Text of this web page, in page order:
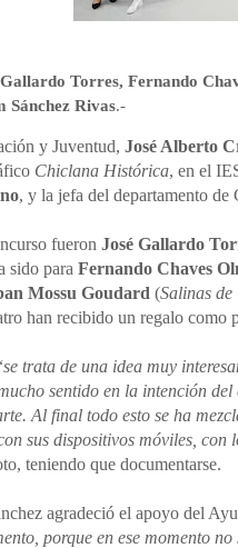
Torres, Fernando
Sánchez Rivas.-
y Juventud, José Alberto
Chiclana Histórica, en el
, y la jefa del departamento
fueron José Gallardo
sido para Fernando Chaves
Mossu Goudard (Salinas
han recibido un regalo como
se trata de una idea muy
sentido en la intención
Al final todo esto se ha
sus dispositivos móviles,
teniendo que documentarse.
agradeció el apoyo del
porque en ese momento